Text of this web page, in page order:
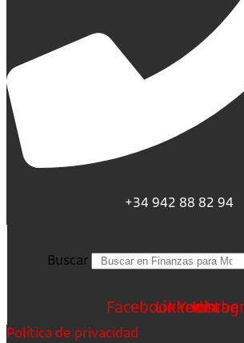
+34 942 88 82 94
Buscar
FacebookLinkedin
Youtube
Política de privacidad